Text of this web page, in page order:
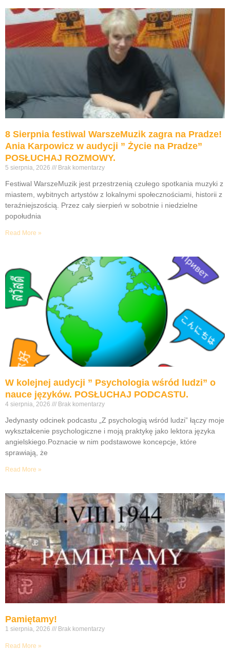
8 Sierpnia festiwal WarszeMuzik zagra na Pradze!
Ania Karpowicz w audycji ” Życie na Pradze”
POSŁUCHAJ ROZMOWY.
5 sierpnia, 2026 Brak komentarzy
Festiwal WarszeMuzik jest przestrzenią czułego spotkania muzyki z
miastem, wybitnych artystów z lokalnymi społecznościami, historii z
teraźniejszością. Przez cały sierpień w sobotnie i niedzielne
popołudnia
Read More »
W kolejnej audycji ” Psychologia wśród ludzi” o
nauce języków. POSŁUCHAJ PODCASTU.
4 sierpnia, 2026 Brak komentarzy
Jedynasty odcinek podcastu „Z psychologią wśród ludzi” łączy moje
wykształcenie psychologiczne i moją praktykę jako lektora języka
angielskiego.Poznacie w nim podstawowe koncepcje, które
sprawiają, że
Read More »
Pamiętamy!
1 sierpnia, 2026 Brak komentarzy
Read More »